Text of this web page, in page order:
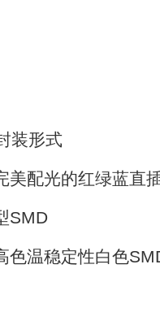
装形式
美配光的红绿蓝直
SMD
色温稳定性白色